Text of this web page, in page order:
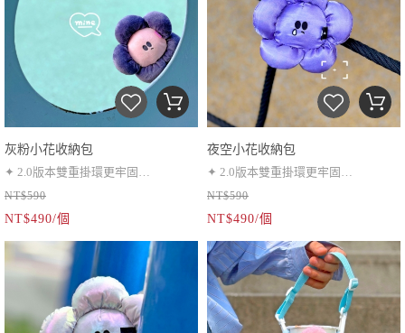
灰粉小花收納包
✦ 2.0版本雙重掛環更牢固
✦ 耳機包、小零錢包
✦ 伸縮繩超靈活
NT$590
NT$490/個
夜空小花收納包
✦ 2.0版本雙重掛環更牢固
✦ 耳機包、小零錢包
✦ 伸縮繩超靈活
NT$590
NT$490/個